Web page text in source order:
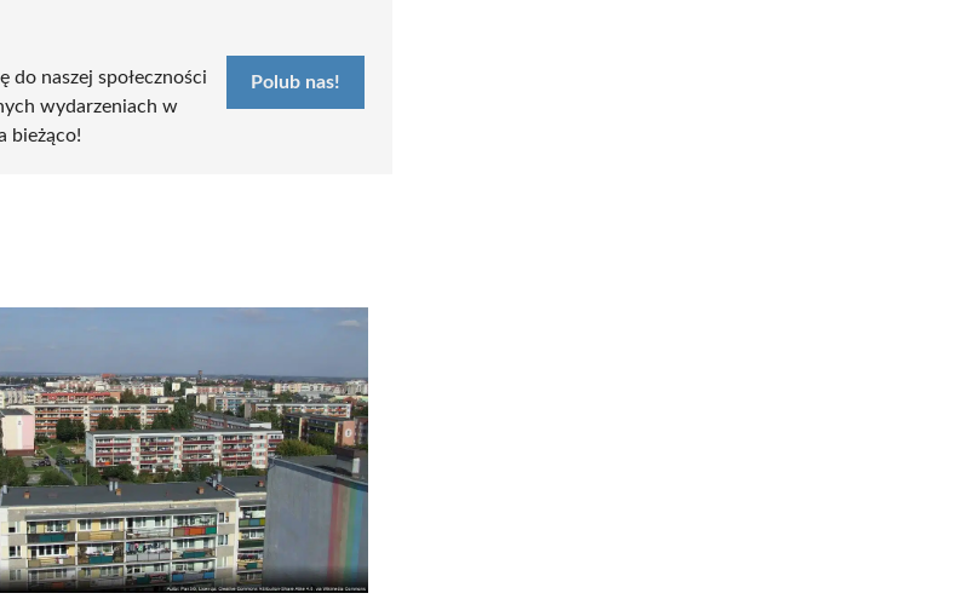
do naszej społeczności
wydarzeniach w
bieżąco!
Polub nas!